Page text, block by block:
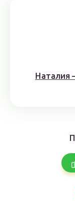
Наталия